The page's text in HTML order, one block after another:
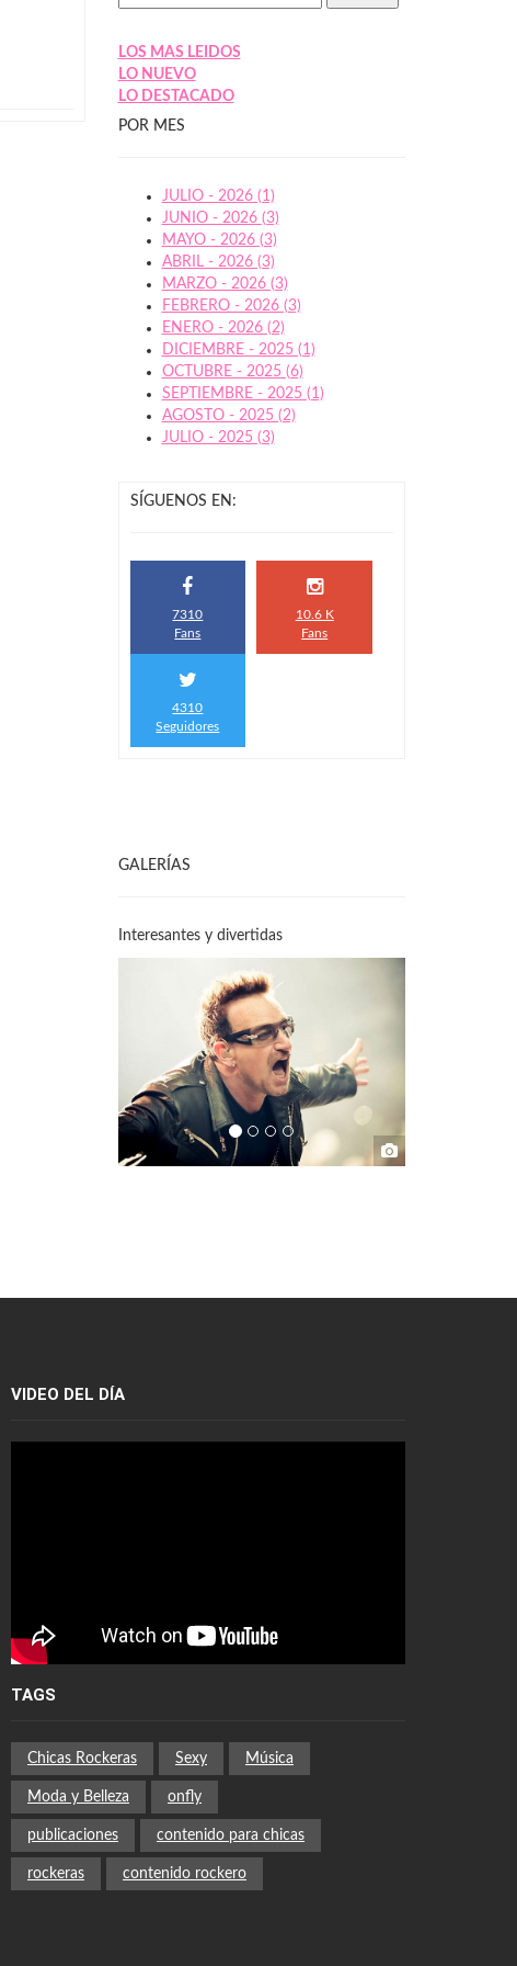
LOS MAS LEIDOS
LO NUEVO
LO DESTACADO
POR MES
JULIO - 2026 (1)
JUNIO - 2026 (3)
MAYO - 2026 (3)
ABRIL - 2026 (3)
MARZO - 2026 (3)
FEBRERO - 2026 (3)
ENERO - 2026 (2)
DICIEMBRE - 2025 (1)
OCTUBRE - 2025 (6)
SEPTIEMBRE - 2025 (1)
AGOSTO - 2025 (2)
JULIO - 2025 (3)
SÍGUENOS EN:
7310
Fans
10.6 K
Fans
4310
Seguidores
GALERÍAS
Interesantes y divertidas
VIDEO DEL DÍA
TAGS
Chicas Rockeras Sexy Música
Moda y Belleza onfly
publicaciones contenido para chicas
rockeras contenido rockero